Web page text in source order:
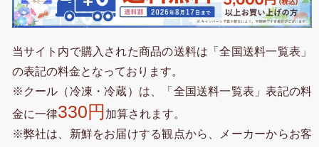
当サイト内で購入された商品の送料は「全国送料一覧表」
の表記の料金となっております。
※クール（冷凍・冷蔵）は、「全国送料一覧表」表記の料
金に一律330円 加算されます。
※弊社は、新鮮をお届けする観点から、メーカーからお客